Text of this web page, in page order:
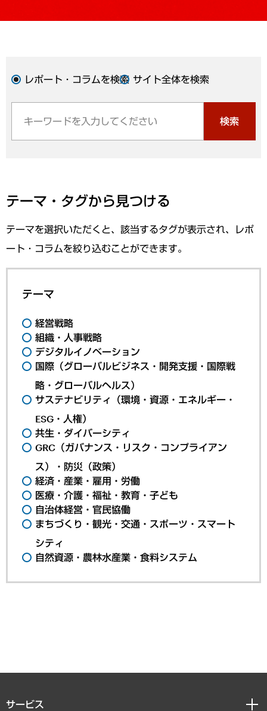
レポート・コラムを検索 サイト全体を検索
検索
テーマ・タグから見つける
テーマを選択いただくと、該当するタグが表示され、レポ
ート・コラムを絞り込むことができます。
テーマ
経営戦略
組織・人事戦略
デジタルイノベーション
国際（グローバルビジネス・開発支援・国際戦
略・グローバルヘルス）
サステナビリティ（環境・資源・エネルギー・
ESG・人権）
共生・ダイバーシティ
GRC（ガバナンス・リスク・コンプライアン
ス）・防災（政策）
経済・産業・雇用・労働
医療・介護・福祉・教育・子ども
自治体経営・官民協働
まちづくり・観光・交通・スポーツ・スマート
シティ
自然資源・農林水産業・食料システム
サービス